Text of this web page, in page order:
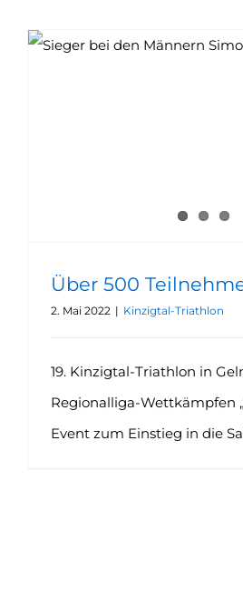
Über 500
2. Mai 2022 | Kinzigtal-Triathlon
19. Kinzigtal-Triathlon in
Regionalliga-Wettkämpfen
Event zum Einstieg in die